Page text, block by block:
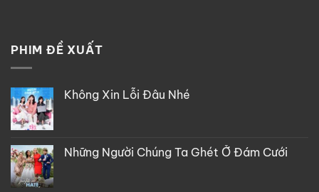
PHIM ĐỀ XUẤT
Không Xin Lỗi Đâu Nhé
Những Người Chúng Ta Ghét Ở Đám Cưới